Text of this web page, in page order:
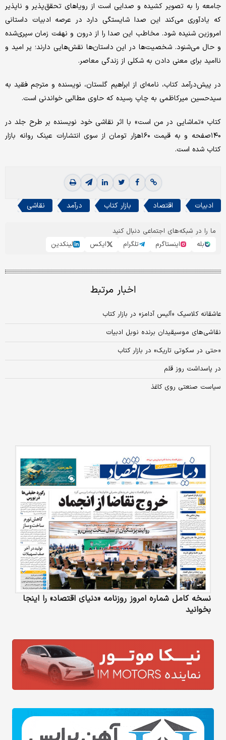
جامعه را به تصویر کشیده و صدایی است از رویاهای تحقق‌پذیر و ناپذیر
که یادآوری می‌کند این صدا شایستگی دارد در عرصه ادبیات داستانی
امروزین شنیده شود. مخاطب این صدا را از درون و نهفت زمان سپری‌شده
و حال می‌شنود. شخصیت‌ها در این داستان‌ها نقش‌هایی دارند؛ پر امید و
ناامید برای معنی دادن به شکلی از زندگی معاصر.
در پیش‌درآمد کتاب، نامه‌ای از ابراهیم گلستان، نویسنده و مترجم فقید به
سیدحسین میرکاظمی به چاپ رسیده که حاوی مطالبی خواندنی است.
کتاب «تماشایی در من است» با اثر نقاشی خود نویسنده بر طرح جلد در
۱۴۰صفحه و به قیمت ۱۶۰هزار تومان از سوی انتشارات عینک روانه بازار
کتاب شده است.
ادبیات اقتصاد بازار کتاب درآمد نقاشی
ما را در شبکه‌های اجتماعی دنبال کنید
بله
اینستاگرم تلگرام ایکس لینکدین
اخبار مرتبط
عاشقانه کلاسیک «آلیس آدامز» در بازار کتاب
نقاشی‌های موسیقیدان برنده نوبل ادبیات
«حتی در سکوتی تاریک» در بازار کتاب
در پاسداشت روز قلم
سیاست صنعتی روی کاغذ
نسخه کامل شماره امروز روزنامه «دنیای‌ اقتصاد» را اینجا
بخوانید